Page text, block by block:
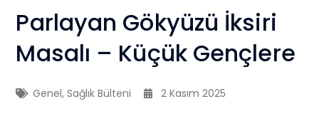
Parlayan Gökyüzü İksiri
Masalı – Küçük Gençlere
Genel,Sağlık Bülteni 2 Kasım 2025